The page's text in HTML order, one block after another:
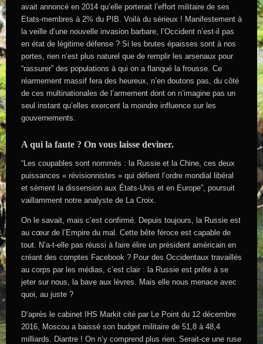
avait annoncé en 2014 qu’elle porterait l’effort militaire de ses
Etats-membres à 2% du PIB. Voilà du sérieux ! Manifestement à
la veille d’une nouvelle invasion barbare, l’Occident n’est-il pas
en état de légitime défense ? Si les brutes épaisses sont à nos
portes, rien n’est plus naturel que de remplir les arsenaux pour
“rassurer” des populations à qui on a flanqué la frousse. Ce
réarmement massif fera des heureux, n’en doutons pas, du côté
de ces multinationales de l’armement dont on n’imagine pas un
seul instant qu’elles exercent la moindre influence sur les
gouvernements.
A qui la faute ? On vous laisse deviner.
“Les coupables sont nommés : la Russie et la Chine, ces deux
puissances « révisionnistes » qui défient l’ordre mondial libéral
et sèment la dissension aux États-Unis et en Europe”, poursuit
vaillamment notre analyste de La Croix.
On le savait, mais c’est confirmé. Depuis toujours, la Russie est
au cœur de l’Empire du mal. Cette bête féroce est capable de
tout. N’a-t-elle pas réussi à faire élire un président américain en
créant des comptes Facebook ? Pour des Occidentaux travaillés
au corps par les médias, c’est clair : la Russie est prête à se
jeter sur nous, la bave aux lèvres. Mais elle nous menace avec
quoi, au juste ?
D’après le cabinet IHS Markit cité par Le Point du 12 décembre
2016, Moscou a baissé son budget militaire de 51,8 à 48,4
milliards. Diantre ! On n’y comprend plus rien. Serait-ce une ruse